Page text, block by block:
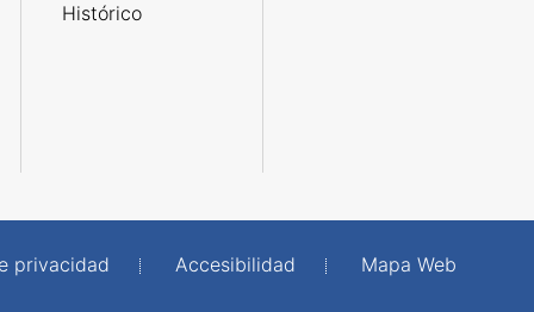
Histórico
privacidad Accesibilidad
Mapa Web